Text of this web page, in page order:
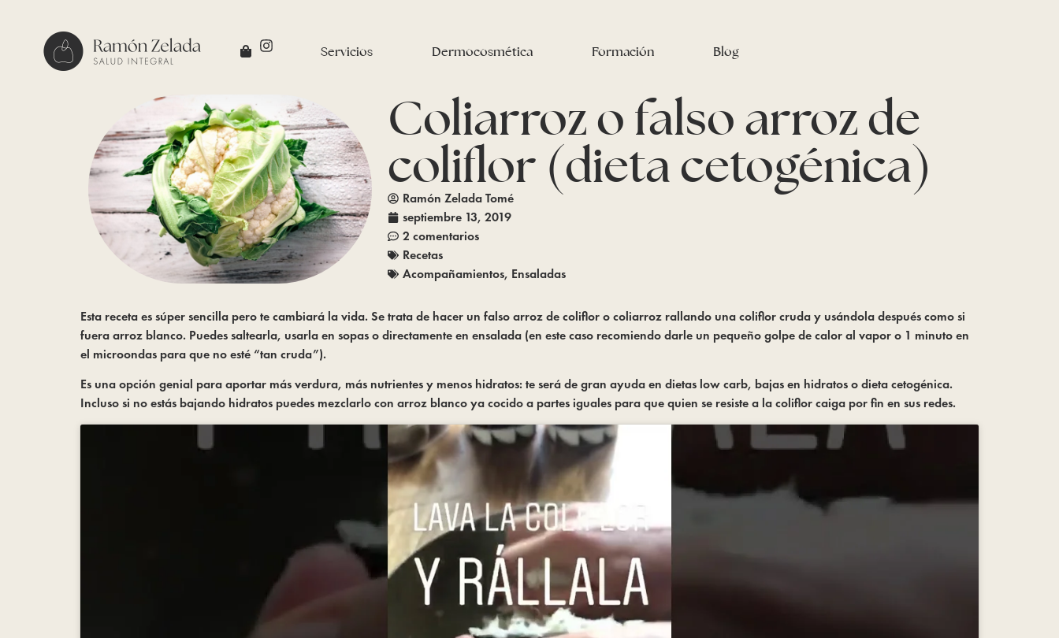
Servicios Dermocosmética Formación Blog
Coliarroz o falso arroz de
coliflor (dieta cetogénica)
Ramón Zelada Tomé
septiembre 13, 2019
2 comentarios
Recetas
Acompañamientos, Ensaladas
Esta receta es súper sencilla pero te cambiará la vida. Se trata de hacer un falso arroz de coliflor o coliarroz rallando una coliflor cruda y usándola después como si
fuera arroz blanco. Puedes saltearla, usarla en sopas o directamente en ensalada (en este caso recomiendo darle un pequeño golpe de calor al vapor o 1 minuto en
el microondas para que no esté “tan cruda”).
Es una opción genial para aportar más verdura, más nutrientes y menos hidratos: te será de gran ayuda en dietas low carb, bajas en hidratos o dieta cetogénica.
Incluso si no estás bajando hidratos puedes mezclarlo con arroz blanco ya cocido a partes iguales para que quien se resiste a la coliflor caiga por fin en sus redes.